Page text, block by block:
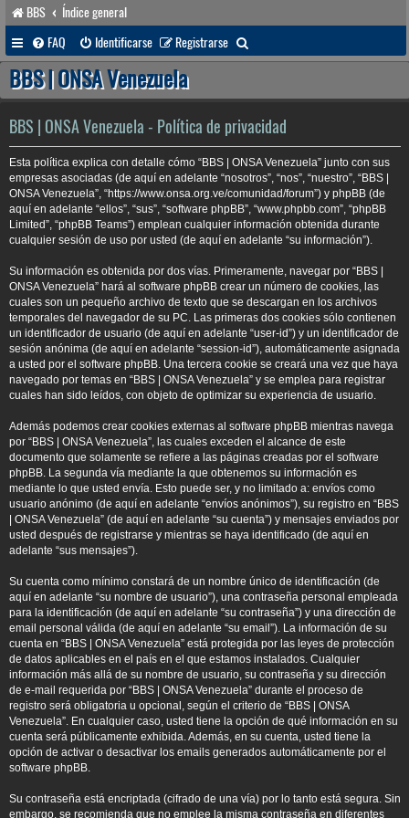
BBS
Índice general
FAQ
Identificarse Registrarse
u
a
r
BBS | ONSA Venezuela
BBS | ONSA Venezuela - Política de privacidad
Esta política explica con detalle cómo “BBS | ONSA Venezuela” junto con sus
empresas asociadas (de aquí en adelante “nosotros”, “nos”, “nuestro”, “BBS |
ONSA Venezuela”, “https://www.onsa.org.ve/comunidad/forum”) y phpBB (de
aquí en adelante “ellos”, “sus”, “software phpBB”, “www.phpbb.com”, “phpBB
Limited”, “phpBB Teams”) emplean cualquier información obtenida durante
cualquier sesión de uso por usted (de aquí en adelante “su información”).
Su información es obtenida por dos vías. Primeramente, navegar por “BBS |
ONSA Venezuela” hará al software phpBB crear un número de cookies, las
cuales son un pequeño archivo de texto que se descargan en los archivos
temporales del navegador de su PC. Las primeras dos cookies sólo contienen
un identificador de usuario (de aquí en adelante “user-id”) y un identificador de
sesión anónima (de aquí en adelante “session-id”), automáticamente asignada
a usted por el software phpBB. Una tercera cookie se creará una vez que haya
navegado por temas en “BBS | ONSA Venezuela” y se emplea para registrar
cuales han sido leídos, con objeto de optimizar su experiencia de usuario.
Además podemos crear cookies externas al software phpBB mientras navega
por “BBS | ONSA Venezuela”, las cuales exceden el alcance de este
documento que solamente se refiere a las páginas creadas por el software
phpBB. La segunda vía mediante la que obtenemos su información es
mediante lo que usted envía. Esto puede ser, y no limitado a: envíos como
usuario anónimo (de aquí en adelante “envíos anónimos”), su registro en “BBS
| ONSA Venezuela” (de aquí en adelante “su cuenta”) y mensajes enviados por
usted después de registrarse y mientras se haya identificado (de aquí en
adelante “sus mensajes”).
Su cuenta como mínimo constará de un nombre único de identificación (de
aquí en adelante “su nombre de usuario”), una contraseña personal empleada
para la identificación (de aquí en adelante “su contraseña”) y una dirección de
email personal válida (de aquí en adelante “su email”). La información de su
cuenta en “BBS | ONSA Venezuela” está protegida por las leyes de protección
de datos aplicables en el país en el que estamos instalados. Cualquier
información más allá de su nombre de usuario, su contraseña y su dirección
de e-mail requerida por “BBS | ONSA Venezuela” durante el proceso de
registro será obligatoria u opcional, según el criterio de “BBS | ONSA
Venezuela”. En cualquier caso, usted tiene la opción de qué información en su
cuenta será públicamente exhibida. Además, en su cuenta, usted tiene la
opción de activar o desactivar los emails generados automáticamente por el
software phpBB.
Su contraseña está encriptada (cifrado de una vía) por lo tanto está segura. Sin
embargo, se recomienda que no emplee la misma contraseña en diferentes